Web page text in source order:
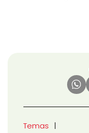
Temas